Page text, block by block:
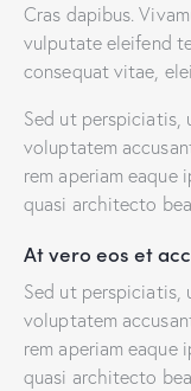
Cras dapibus.
vulputate eleifend
consequat vitae,
Sed ut perspiciatis,
voluptatem
rem aperiam
quasi architecto
At vero eos et
Sed ut perspiciatis,
voluptatem
rem aperiam
quasi architecto